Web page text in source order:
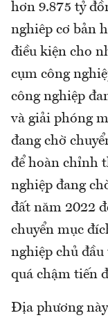
hơn 9.875 tỷ
nghiêp cơ bản
điều kiện cho
cụm công
công nghiệp
và giải phóng
đang chờ
để hoàn chỉnh
nghiệp đang
đất năm 2022
chuyển mục
nghiệp chủ
quá chậm tiến
Địa phương